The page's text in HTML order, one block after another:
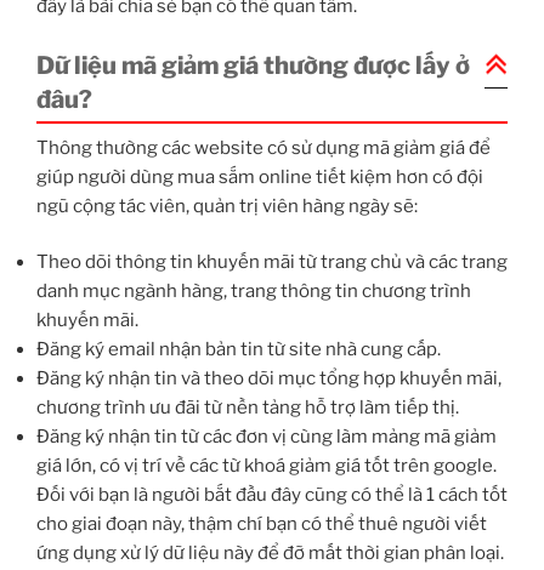
đây là bài chia sẻ bạn có thể quan tâm.
Dữ liệu mã giảm giá thường được lấy ở
đâu?
Thông thường các website có sử dụng mã giảm giá để
giúp người dùng mua sắm online tiết kiệm hơn có đội
ngũ cộng tác viên, quản trị viên hàng ngày sẽ:
Theo dõi thông tin khuyến mãi từ trang chủ và các trang
danh mục ngành hàng, trang thông tin chương trình
khuyến mãi.
Đăng ký email nhận bản tin từ site nhà cung cấp.
Đăng ký nhận tin và theo dõi mục tổng hợp khuyến mãi,
chương trình ưu đãi từ nền tảng hỗ trợ làm tiếp thị.
Đăng ký nhận tin từ các đơn vị cùng làm mảng mã giảm
giá lớn, có vị trí về các từ khoá giảm giá tốt trên google.
Đối với bạn là người bắt đầu đây cũng có thể là 1 cách tốt
cho giai đoạn này, thậm chí bạn có thể thuê người viết
ứng dụng xử lý dữ liệu này để đỡ mất thời gian phân loại.